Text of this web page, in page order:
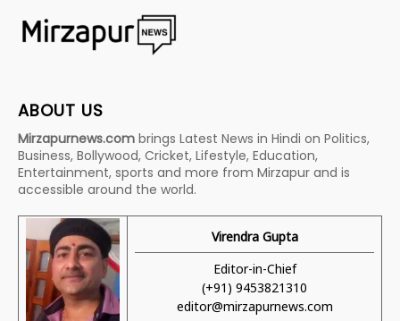
ABOUT US
Mirzapurnews.com brings Latest News in Hindi on Politics,
Business, Bollywood, Cricket, Lifestyle, Education,
Entertainment, sports and more from Mirzapur and is
accessible around the world.
Virendra Gupta
Editor-in-Chief
(+91) 9453821310
editor@mirzapurnews.com